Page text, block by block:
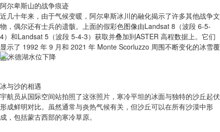
阿尔卑斯山的战争痕迹
近几十年来，由于气候变暖，阿尔卑斯冰川的融化揭示了许多其他战争文
物，偶尔还有士兵的遗骸。上面的假彩色图像由Landsat 8（波段 6-5-
4）和Landsat 5（波段 5-4-3）获取并叠加到ASTER 高程数据上。它们
显示了 1992 年 9 月和 2021 年 Monte Scorluzzo 周围不断变化的冰雪覆
盖。
冰与沙的相遇
宇航员从国际空间站拍照了这张照片，寒冷平坦的冰面与独特的沙丘起伏
形成鲜明对比。虽然通常与炎热气候有关，但沙丘可以在所有沙漠中形
成，包括蒙古西部的寒冷草原。